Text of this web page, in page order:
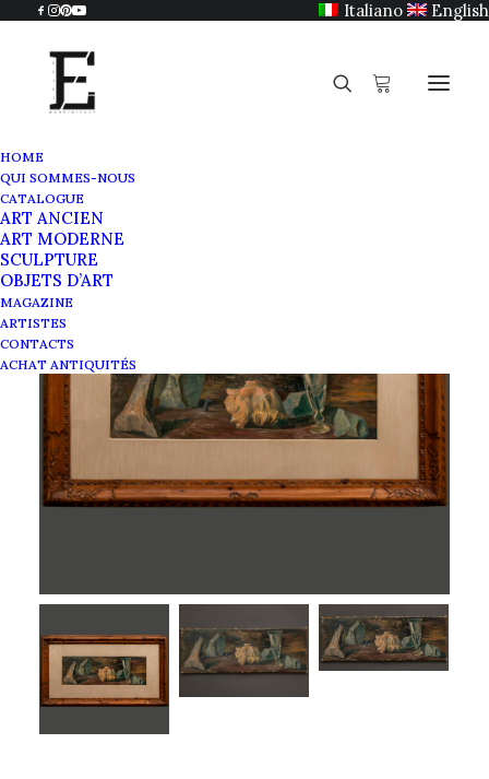
Italiano English
HOME
QUI SOMMES-NOUS
CATALOGUE
ART ANCIEN
ART MODERNE
SCULPTURE
OBJETS D’ART
MAGAZINE
ARTISTES
CONTACTS
ACHAT ANTIQUITÉS